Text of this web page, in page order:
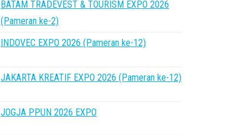
BATAM TRADEVEST & TOURISM EXPO 2026
(Pameran ke-2)
INDOVEC EXPO 2026 (Pameran ke-12)
JAKARTA KREATIF EXPO 2026 (Pameran ke-12)
JOGJA PPUN 2026 EXPO